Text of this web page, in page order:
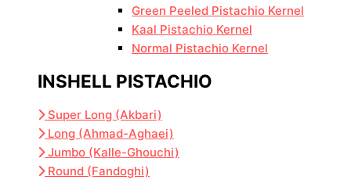
Green Peeled Pistachio Kernel
Kaal Pistachio Kernel
Normal Pistachio Kernel
INSHELL PISTACHIO
Super Long (Akbari)
Long (Ahmad-Aghaei)
Jumbo (Kalle-Ghouchi)
Round (Fandoghi)